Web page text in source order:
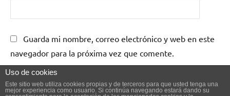
Guarda mi nombre, correo electrónico y web en este
navegador para la próxima vez que comente.
Uso de cookies
Este sitio web utiliza cookies propias y de terceros para que usted tenga una
mejor experiencia como usuario. Si continúa navegando estará dando su